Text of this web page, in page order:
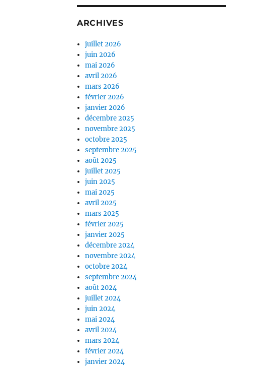
ARCHIVES
juillet 2026
juin 2026
mai 2026
avril 2026
mars 2026
février 2026
janvier 2026
décembre 2025
novembre 2025
octobre 2025
septembre 2025
août 2025
juillet 2025
juin 2025
mai 2025
avril 2025
mars 2025
février 2025
janvier 2025
décembre 2024
novembre 2024
octobre 2024
septembre 2024
août 2024
juillet 2024
juin 2024
mai 2024
avril 2024
mars 2024
février 2024
janvier 2024